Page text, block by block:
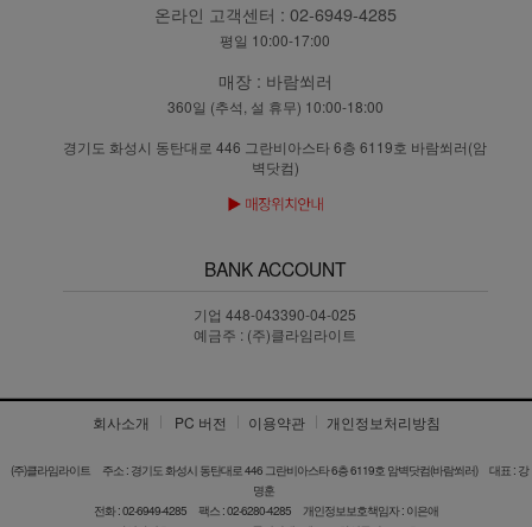
온라인 고객센터 : 02-6949-4285
평일 10:00-17:00
매장 : 바람쐬러
360일 (추석, 설 휴무) 10:00-18:00
경기도 화성시 동탄대로 446 그란비아스타 6층 6119호 바람쐬러(암
벽닷컴)
BANK ACCOUNT
기업 448-043390-04-025
예금주 : (주)클라임라이트
회사소개 PC 버전 이용약관 개인정보처리방침
(주)클라임라이트 주소 : 경기도 화성시 동탄대로 446 그란비아스타 6층 6119호 암벽닷컴(바람쐬러)
대표 : 강
명훈
전화 : 02-6949-4285
팩스 : 02-6280-4285
개인정보보호책임자 : 이은애